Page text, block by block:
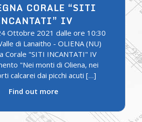
CORALE “SITI
IV
Ottobre 2021 dalle ore 10:30
di Lanaitho - OLIENA (NU)
Corale "SITI INCANTATI" IV
"Nei monti di Oliena, nei
calcarei dai picchi acuti […]
Find out more